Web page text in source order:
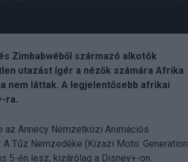
Zimbabwéből származó alkotók
utazást ígér a nézők számára Afrika
nem láttak. A legjelentősebb afrikai
ra.
az Annecy Nemzetközi Animációs
Tűz Nemzedéke (Kizazi Moto: Generation
5-én lesz, kizárólag a Disney+-on.